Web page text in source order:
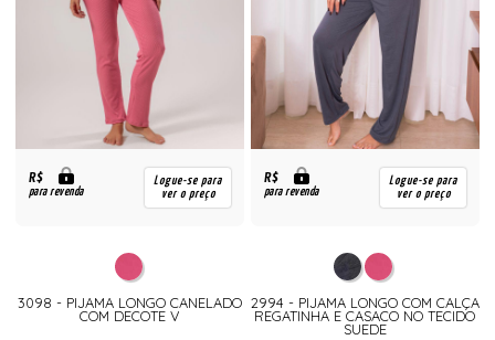
R$
para revenda
Logue-se para
ver o preço
3098 - PIJAMA LONGO CANELADO
COM DECOTE V
R$
para revenda
Logue-se para
ver o preço
2994 - PIJAMA LONGO COM CALÇA
REGATINHA E CASACO NO TECIDO
SUEDE